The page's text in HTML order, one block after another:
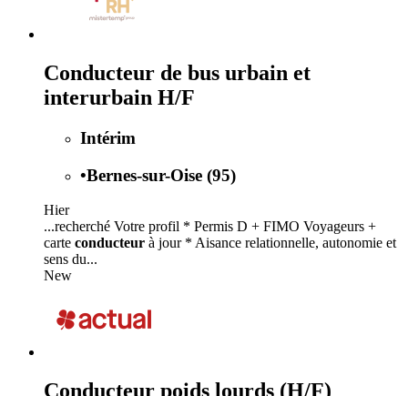
Conducteur de bus urbain et
interurbain H/F
Intérim
•Bernes-sur-Oise (95)
Hier
...recherché Votre profil * Permis D + FIMO Voyageurs +
carte conducteur à jour * Aisance relationnelle, autonomie et
sens du...
New
Conducteur poids lourds (H/F)